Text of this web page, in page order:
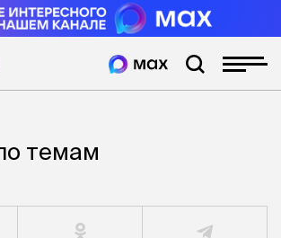
темам